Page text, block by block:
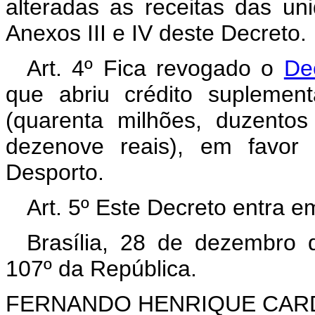
alteradas as receitas das
Anexos III e IV deste Decreto.
Art. 4º Fica revogado o
que abriu crédito
(quarenta milhões,
dezenove reais), em
Desporto.
Art. 5º Este Decreto entra
Brasília, 28 de dezembro
107º da República.
FERNANDO HENRIQUE